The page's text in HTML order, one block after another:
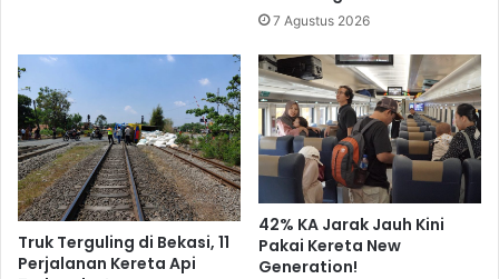
7 Agustus 2026
Truk Terguling di Bekasi, 11
Perjalanan Kereta Api
42% KA Jarak Jauh Kini
Pakai Kereta New
Generation!